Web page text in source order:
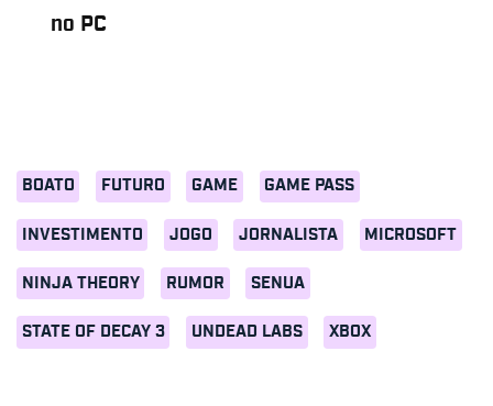
BOATO FUTURO GAME GAME PASS
INVESTIMENTO JOGO JORNALISTA MICROSOFT
NINJA THEORY RUMOR SENUA
STATE OF DECAY 3 UNDEAD LABS XBOX
no PC